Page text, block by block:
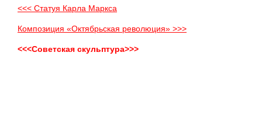
<<< Статуя Карла Маркса
Композиция «Октябрьская революция» >>>
<<<Советская скульптура>>>